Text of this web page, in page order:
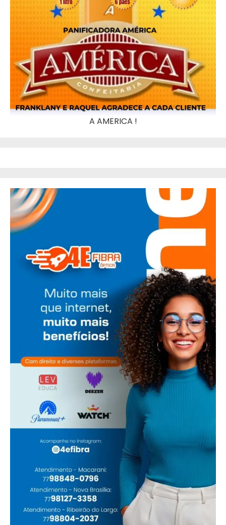
A AMERICA !